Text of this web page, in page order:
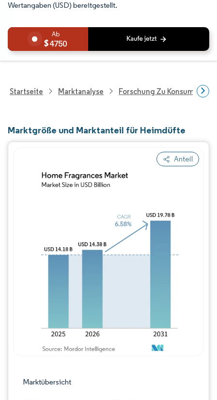
Wertangaben (USD) bereitgestellt.
4750
Startseite Marktanalyse Forschung Zu
Marktgröße und Marktanteil für Heimdüfte
Anteil
Marktübersicht